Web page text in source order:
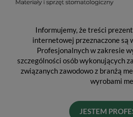
Informujemy, że treści
internetowej przeznaczone są
Profesjonalnych w zakresie
szczególności osób wykonujących
związanych zawodowo z branżą
wyrobami
JESTEM
Materiały do wypełniania